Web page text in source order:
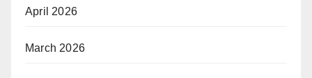
April 2026
March 2026